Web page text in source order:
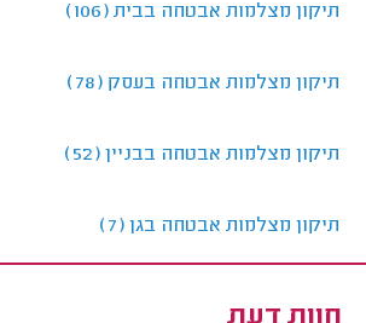
תיקון מצלמות אבטחה בבית (106)
תיקון מצלמות אבטחה בעסק (78)
תיקון מצלמות אבטחה בבניין (52)
תיקון מצלמות אבטחה בגן (7)